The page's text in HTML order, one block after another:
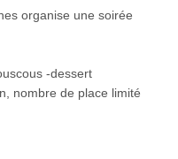
organise une soirée
-dessert
nombre de place limité